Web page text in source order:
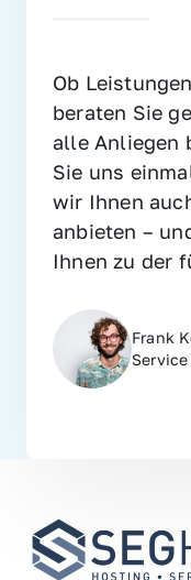
Ob
beraten Sie
alle Anliegen
Sie uns
wir Ihnen
anbieten –
Ihnen zu der
Frank